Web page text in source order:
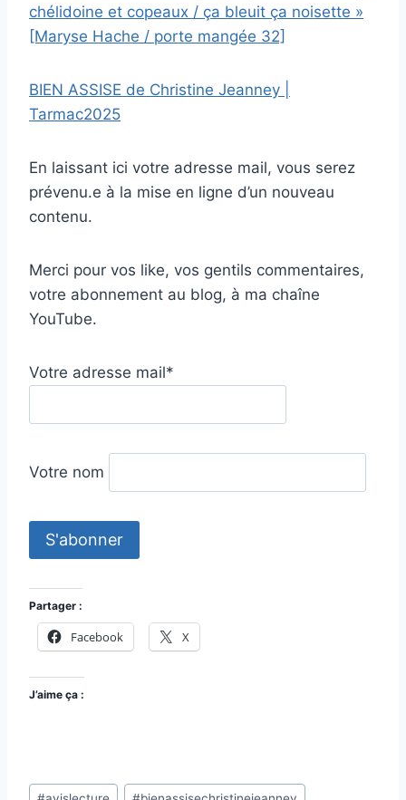
chélidoine et copeaux / ça bleuit ça noisette »
[Maryse Hache / porte mangée 32]
BIEN ASSISE de Christine Jeanney |
Tarmac2025
En laissant ici votre adresse mail, vous serez
prévenu.e à la mise en ligne d’un nouveau
contenu.
Merci pour vos like, vos gentils commentaires,
votre abonnement au blog, à ma chaîne
YouTube.
Votre adresse mail*
Votre nom
Partager :
Facebook X
J’aime ça :
Étiquettes